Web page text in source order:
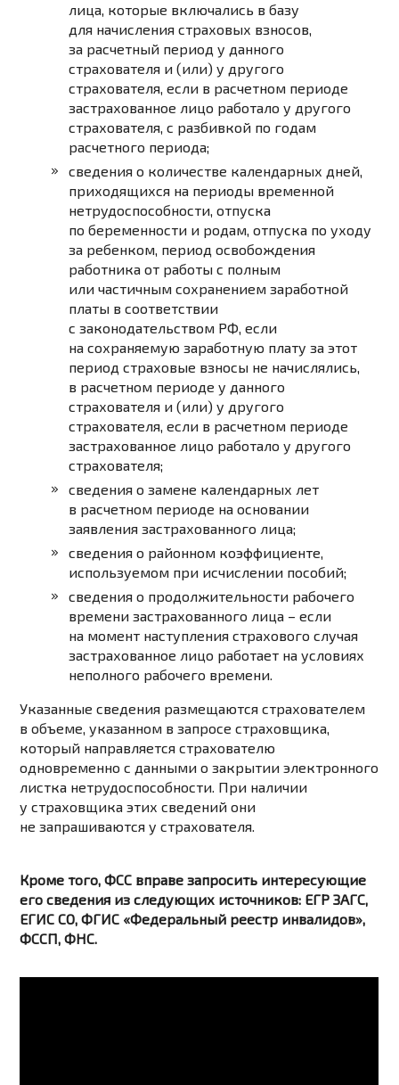
лица, которые включались в базу
для начисления страховых взносов,
за расчетный период у данного
страхователя и (или) у другого
страхователя, если в расчетном периоде
застрахованное лицо работало у другого
страхователя, с разбивкой по годам
расчетного периода;
сведения о количестве календарных дней,
приходящихся на периоды временной
нетрудоспособности, отпуска
по беременности и родам, отпуска по уходу
за ребенком, период освобождения
работника от работы с полным
или частичным сохранением заработной
платы в соответствии
с законодательством РФ, если
на сохраняемую заработную плату за этот
период страховые взносы не начислялись,
в расчетном периоде у данного
страхователя и (или) у другого
страхователя, если в расчетном периоде
застрахованное лицо работало у другого
страхователя;
сведения о замене календарных лет
в расчетном периоде на основании
заявления застрахованного лица;
сведения о районном коэффициенте,
используемом при исчислении пособий;
сведения о продолжительности рабочего
времени застрахованного лица – если
на момент наступления страхового случая
застрахованное лицо работает на условиях
неполного рабочего времени.
Указанные сведения размещаются страхователем
в объеме, указанном в запросе страховщика,
который направляется страхователю
одновременно с данными о закрытии электронного
листка нетрудоспособности. При наличии
у страховщика этих сведений они
не запрашиваются у страхователя.
Кроме того, ФСС вправе запросить интересующие
его сведения из следующих источников: ЕГР ЗАГС,
ЕГИС СО, ФГИС «Федеральный реестр инвалидов»,
ФССП, ФНС.